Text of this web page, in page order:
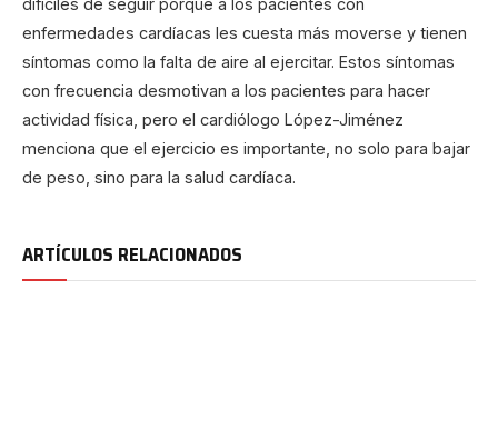
enfermedades cardíacas les cuesta más moverse y tienen
síntomas como la falta de aire al ejercitar. Estos síntomas
con frecuencia desmotivan a los pacientes para hacer
actividad física, pero el cardiólogo López-Jiménez
menciona que el ejercicio es importante, no solo para bajar
de peso, sino para la salud cardíaca.
ARTÍCULOS RELACIONADOS